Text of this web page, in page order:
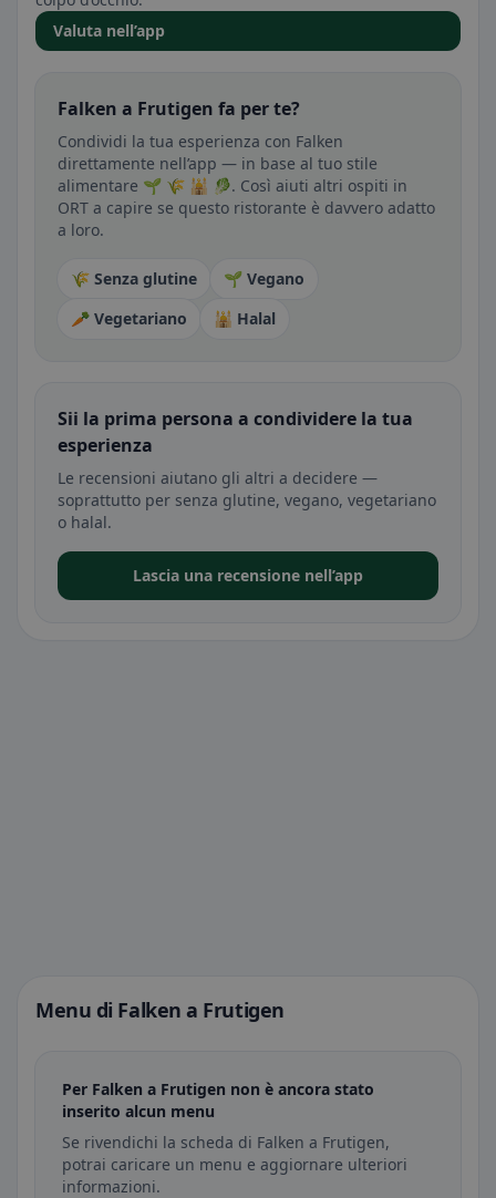
Valuta nell’app
Falken a Frutigen fa per te?
Condividi la tua esperienza con Falken
direttamente nell’app — in base al tuo stile
alimentare 🌱 🌾 🕌 🥬. Così aiuti altri ospiti in
ORT a capire se questo ristorante è davvero adatto
a loro.
🌾 Senza glutine
🌱 Vegano
🥕 Vegetariano
🕌 Halal
Sii la prima persona a condividere la tua
esperienza
Le recensioni aiutano gli altri a decidere —
soprattutto per senza glutine, vegano, vegetariano
o halal.
Lascia una recensione nell’app
Menu di Falken a Frutigen
Per Falken a Frutigen non è ancora stato
inserito alcun menu
Se rivendichi la scheda di Falken a Frutigen,
potrai caricare un menu e aggiornare ulteriori
informazioni.